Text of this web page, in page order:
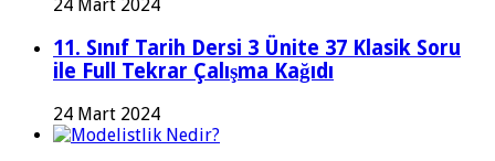
24 Mart 2024
11. Sınıf Tarih Dersi 3 Ünite 37 Klasik Soru
ile Full Tekrar Çalışma Kağıdı
24 Mart 2024